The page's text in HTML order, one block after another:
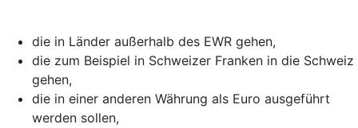
die in Länder außerhalb des EWR gehen,
die zum Beispiel in Schweizer Franken in die Schweiz
gehen,
die in einer anderen Währung als Euro ausgeführt
werden sollen,